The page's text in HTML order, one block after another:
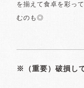
を揃えて食卓を彩っ
むのも◎
※（重要）破損し